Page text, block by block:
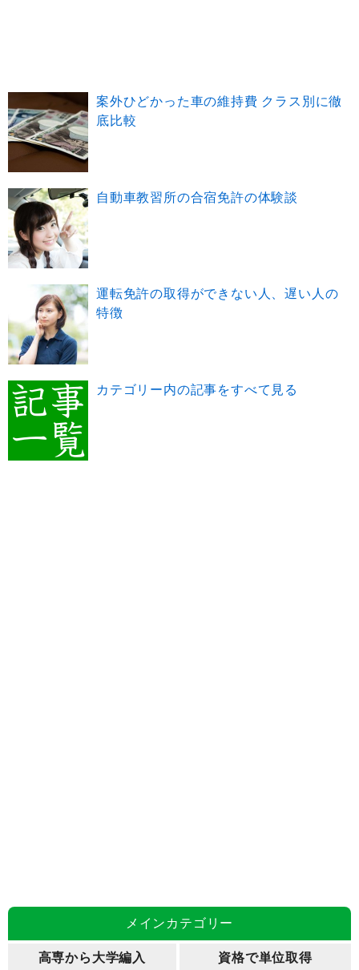
案外ひどかった車の維持費 クラス別に徹
底比較
自動車教習所の合宿免許の体験談
運転免許の取得ができない人、遅い人の
特徴
カテゴリー内の記事をすべて見る
メインカテゴリー
高専から大学編入 資格で単位取得